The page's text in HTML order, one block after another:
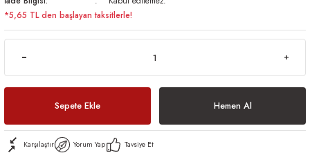
*5,65 TL den başlayan taksitlerle!
Sepete Ekle Hemen Al
Karşılaştır Yorum Yap Tavsiye Et